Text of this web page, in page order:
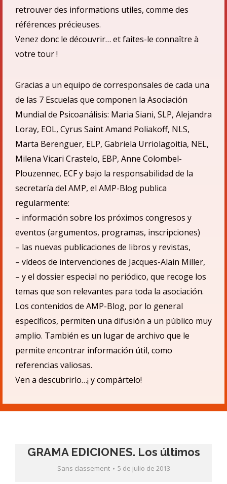
retrouver des informations utiles, comme des
références précieuses.
Venez donc le découvrir… et faites-le connaître à
votre tour !
Gracias a un equipo de corresponsales de cada una
de las 7 Escuelas que componen la Asociación
Mundial de Psicoanálisis: Maria Siani, SLP, Alejandra
Loray, EOL, Cyrus Saint Amand Poliakoff, NLS,
Marta Berenguer, ELP, Gabriela Urriolagoitia, NEL,
Milena Vicari Crastelo, EBP, Anne Colombel-
Plouzennec, ECFy bajo la responsabilidad de la
secretaría del AMP, el AMP-Blog publica
regularmente:
– información sobre los próximos congresos y
eventos (argumentos, programas, inscripciones)
– las nuevas publicaciones de libros y revistas,
– vídeos de intervenciones de Jacques-Alain Miller,
– y el dossier especial no periódico, que recoge los
temas que son relevantes para toda la asociación.
Los contenidos de AMP-Blog, por lo general
específicos, permiten una difusión a un público muy
amplio. También es un lugar de archivo que le
permite encontrar información útil, como
referencias valiosas.
Ven a descubrirlo…¡ y compártelo!
GRAMA EDICIONES. Los últimos
Sans classement 5 de julio de 2013